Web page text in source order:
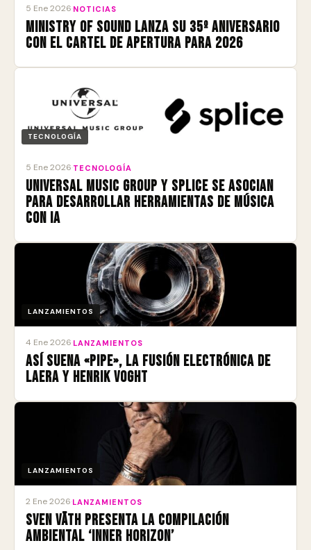
5 Ene 2026 NOTICIAS
Ministry of Sound lanza su 35º aniversario
con el cartel de apertura para 2026
TECNOLOGÍA
5 Ene 2026 TECNOLOGÍA
Universal Music Group y Splice se asocian
para desarrollar herramientas de música
con IA
LANZAMIENTOS
4 Ene 2026 LANZAMIENTOS
Así suena «Pipe», la fusión electrónica de
Laera y Henrik Voght
LANZAMIENTOS
2 Ene 2026 LANZAMIENTOS
Sven Väth presenta la compilación
ambiental ‘Inner Horizon’